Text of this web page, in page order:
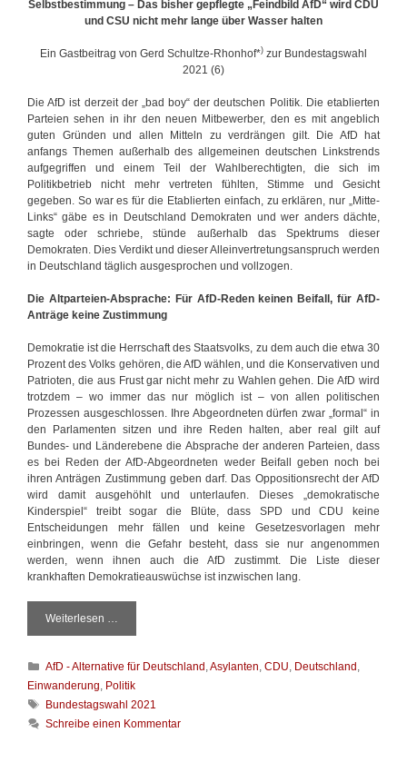
Selbstbestimmung – Das bisher gepflegte „Feindbild AfD“ wird CDU
und CSU nicht mehr lange über Wasser halten
Ein Gastbeitrag von Gerd Schultze-Rhonhof*) zur Bundestagswahl
2021 (6)
Die AfD ist derzeit der „bad boy“ der deutschen Politik. Die etablierten
Parteien sehen in ihr den neuen Mitbewerber, den es mit angeblich
guten Gründen und allen Mitteln zu verdrängen gilt. Die AfD hat
anfangs Themen außerhalb des allgemeinen deutschen Linkstrends
aufgegriffen und einem Teil der Wahlberechtigten, die sich im
Politikbetrieb nicht mehr vertreten fühlten, Stimme und Gesicht
gegeben. So war es für die Etablierten einfach, zu erklären, nur „Mitte-
Links“ gäbe es in Deutschland Demokraten und wer anders dächte,
sagte oder schriebe, stünde außerhalb das Spektrums dieser
Demokraten. Dies Verdikt und dieser Alleinvertretungsanspruch werden
in Deutschland täglich ausgesprochen und vollzogen.
Die Altparteien-Absprache: Für AfD-Reden keinen Beifall, für AfD-
Anträge keine Zustimmung
Demokratie ist die Herrschaft des Staatsvolks, zu dem auch die etwa 30
Prozent des Volks gehören, die AfD wählen, und die Konservativen und
Patrioten, die aus Frust gar nicht mehr zu Wahlen gehen. Die AfD wird
trotzdem – wo immer das nur möglich ist – von allen politischen
Prozessen ausgeschlossen. Ihre Abgeordneten dürfen zwar „formal“ in
den Parlamenten sitzen und ihre Reden halten, aber real gilt auf
Bundes- und Länderebene die Absprache der anderen Parteien, dass
es bei Reden der AfD-Abgeordneten weder Beifall geben noch bei
ihren Anträgen Zustimmung geben darf. Das Oppositionsrecht der AfD
wird damit ausgehöhlt und unterlaufen. Dieses „demokratische
Kinderspiel“ treibt sogar die Blüte, dass SPD und CDU keine
Entscheidungen mehr fällen und keine Gesetzesvorlagen mehr
einbringen, wenn die Gefahr besteht, dass sie nur angenommen
werden, wenn ihnen auch die AfD zustimmt. Die Liste dieser
krankhaften Demokratieauswüchse ist inzwischen lang.
Weiterlesen …
i
s
e
k
K
a
t
g
AfD - Alternative für Deutschland ,Asylanten,CDU, Deutschland ,
Einwanderung, Politik
S
c
Bundestagswahl 2021
Schreibe einen Kommentar